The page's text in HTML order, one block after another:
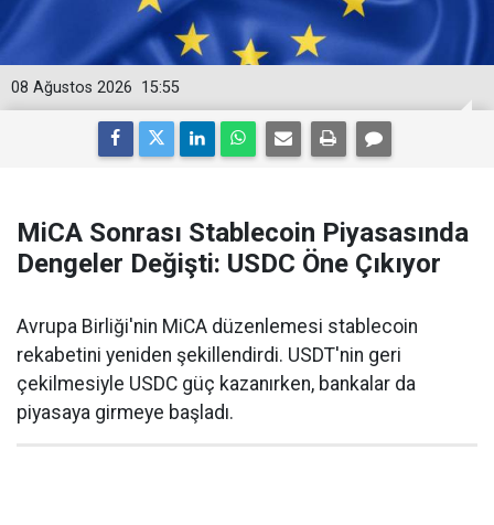
15:55
08 Ağustos 2026
MiCA Sonrası Stablecoin Piyasasında
Dengeler Değişti: USDC Öne Çıkıyor
Avrupa Birliği'nin MiCA düzenlemesi stablecoin
rekabetini yeniden şekillendirdi. USDT'nin geri
çekilmesiyle USDC güç kazanırken, bankalar da
piyasaya girmeye başladı.